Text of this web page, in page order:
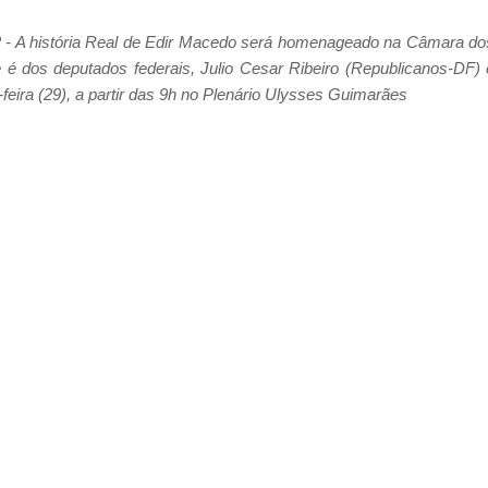
A história Real de Edir Macedo será homenageado na Câmara
dos deputados federais, Julio Cesar Ribeiro (Republicanos-DF)
(29), a partir das 9h no Plenário Ulysses Guimarães